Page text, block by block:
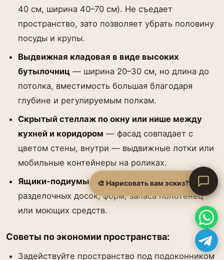
40 см, ширина 40–70 см). Не съедает
пространство, зато позволяет убрать половину
посуды и крупы.
Выдвижная кладовая в виде высоких
бутылочниц — ширина 20–30 см, но длина до
потолка, вместимость большая благодаря
глубине и регулируемым полкам.
Скрытый стеллаж по окну или нише между
кухней и коридором — фасад совпадает с
цветом стены, внутри — выдвижные лотки или
мобильные контейнеры на роликах.
Ящики-подиумы в цоколе— для хранения
разделочных досок, форм, запаса полотенец
или моющих средств.
Советы по экономии пространства:
Задействуйте пространство под подоконником
🎨 Нарисовать вам эскиз?